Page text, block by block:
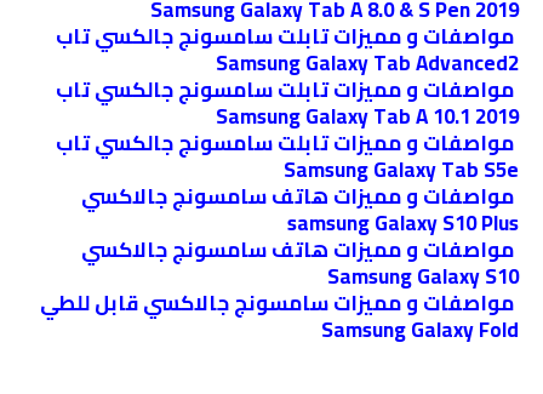
Samsung Galaxy Tab A 8.0 & S Pen 2019
مواصفات و مميزات تابلت سامسونج جالكسي تاب
Samsung Galaxy Tab Advanced2
مواصفات و مميزات تابلت سامسونج جالكسي تاب
Samsung Galaxy Tab A 10.1 2019
مواصفات و مميزات تابلت سامسونج جالكسي تاب
Samsung Galaxy Tab S5e
مواصفات و مميزات هاتف سامسونج جالاكسي
samsung Galaxy S10 Plus
مواصفات و مميزات هاتف سامسونج جالاكسي
Samsung Galaxy S10
مواصفات و مميزات سامسونج جالاكسي قابل للطي
Samsung Galaxy Fold